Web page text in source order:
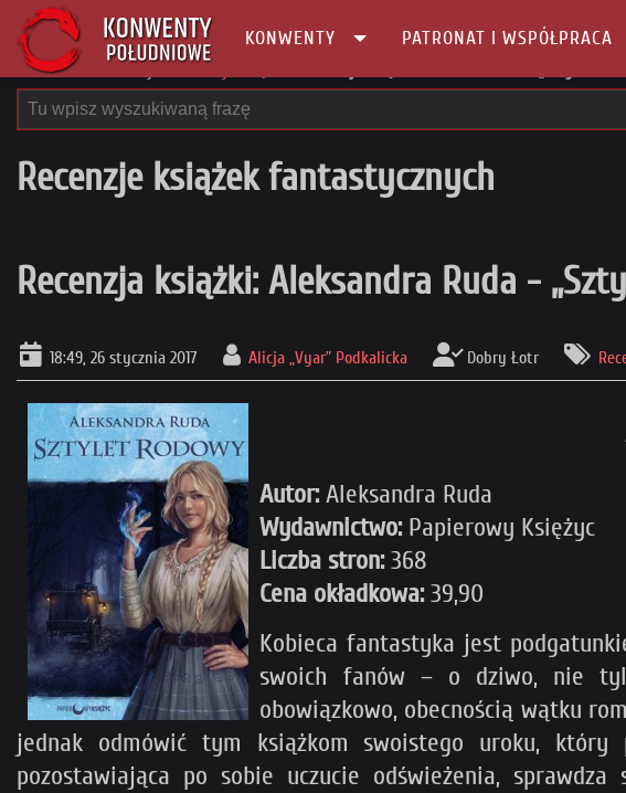
KONWENTY PATRONAT I WSPÓŁPRACA
Główna
Recenzje książek fantastycznych
Recenzja książki: Aleksandra Ruda -
18:49, 26 stycznia 2017 Alicja „Vyar” Podkalicka Dobry Łotr
Autor: Aleksandra Ruda
Wydawnictwo: Papierowy Księżyc
Liczba stron: 368
Cena okładkowa: 39,90
Kobieca fantastyka jest
swoich fanów – o dziwo, nie
obowiązkowo, obecnością wątku
jednak odmówić tym książkom swoistego uroku,
pozostawiająca po sobie uczucie odświeżenia,